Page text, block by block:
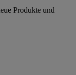
Produkte und